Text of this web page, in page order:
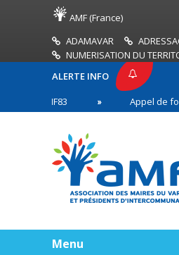
AMF (France)
ADAMAVAR
NUMERISATION DU
ALERTE INFO
Appel de fonds
première ligne
Menu